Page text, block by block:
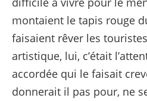
montaient le tapis rouge
faisaient rêver les
artistique, lui, c’était
accordée qui le faisait
donnerait il pas pour, ne